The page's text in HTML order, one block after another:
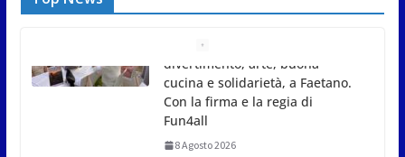
Gli atleti della Federazione Judo
San Marino all’European Cup
Junior 2026 di Skopje
8 Agosto 2026